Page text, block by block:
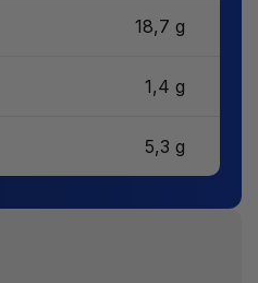
18,7 g
1,4 g
5,3 g